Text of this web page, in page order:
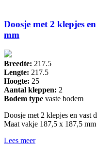
Doosje met 2 klepjes
mm
Breedte: 217.5
Lengte: 217.5
Hoogte: 25
Aantal kleppen: 2
Bodem type vaste bodem
Doosje met 2 klepjes en vast
Maat vakje 187,5 x 187,5 mm
Lees meer